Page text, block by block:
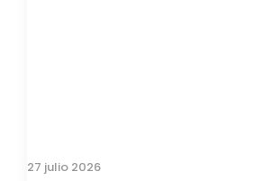
27 julio 2026